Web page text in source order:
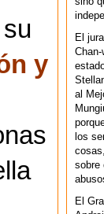
y
El
al
los
sobre
El